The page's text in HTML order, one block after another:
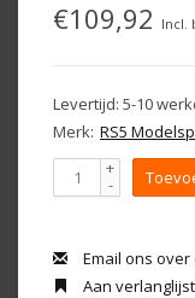
€109,92 Incl.
Levertijd: 5-10
Merk: RS5
+
-
Email ons
Aan